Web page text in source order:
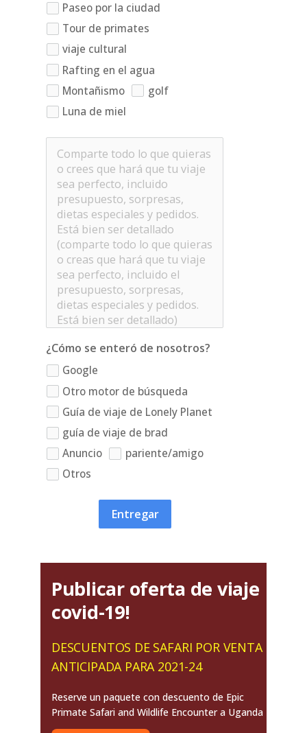
Paseo por la ciudad
Tour de primates
viaje cultural
Rafting en el agua
Montañismo
golf
Luna de miel
¿Cómo se enteró de nosotros?
Google
Otro motor de búsqueda
Guía de viaje de Lonely Planet
guía de viaje de brad
Anuncio
pariente/amigo
Otros
Entregar
Publicar oferta de viaje
covid-19!
DESCUENTOS DE SAFARI POR VENTA
ANTICIPADA PARA 2021-24
Reserve un paquete con descuento de Epic
Primate Safari and Wildlife Encounter a Uganda